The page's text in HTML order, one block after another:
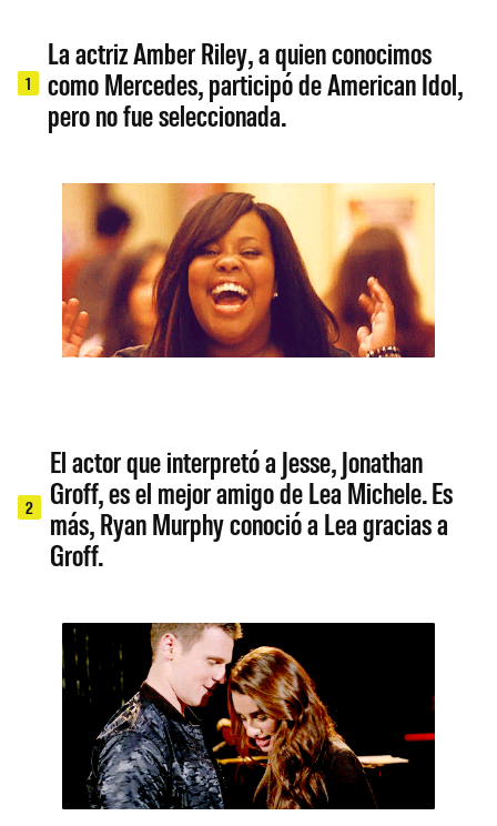
1
La actriz Amber Riley, a quien conocimos
como Mercedes, participó de American Idol,
pero no fue seleccionada.
2
El actor que interpretó a Jesse, Jonathan
Groff, es el mejor amigo de Lea Michele. Es
más, Ryan Murphy conoció a Lea gracias a
Groff.